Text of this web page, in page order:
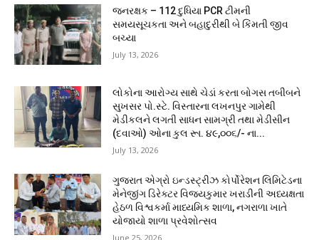
જનરક્ષક – 112 દુધિયા PCR ટીમની
સમયસૂચકતા અને બહાદુરીથી બે કિંમતી જીવ
બચ્યા
July 13, 2026
લોકોના આરોગ્ય સાથે ચેડાં કરતા બોગસ તબીબને
સુખસર પો.સ્ટે. વિસ્તારના લખનપુર ગામેથી
મેડીકલને લગતી સાધન સામગ્રી તથા મેડીસીન
(દવાઓ) ઓના કુલ રૂા. ૪૯,૦૦૬/- ના...
July 13, 2026
ગુજરાત એગ્રો ઇન્ડસ્ટ્રીઝ કોર્પોરેશન લિમિટેડના
મેનેજીંગ ડિરેક્ટર વિજયકુમાર ખરાડીની અધ્યક્ષતા
હેઠળ વિશ્વકર્મા માધ્યમિક શાળા, નગરાળા ખાતે
યોજાયો શાળા પ્રવેશોત્સવ
June 25, 2026